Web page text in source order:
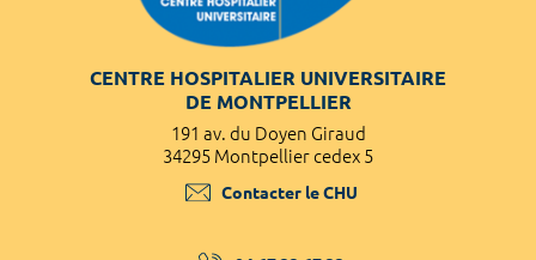
CENTRE HOSPITALIER UNIVERSITAIRE
DE MONTPELLIER
191 av. du Doyen Giraud
34295 Montpellier cedex 5
Contacter le CHU